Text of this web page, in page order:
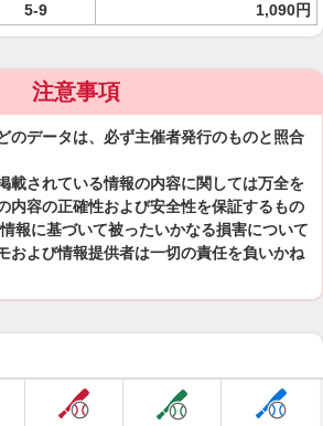
5-9 1,090円
注意事項
のデータは、必ず主催者発行のものと照合
載されている情報の内容に関しては万全を
内容の正確性および安全性を保証するもの
報に基づいて被ったいかなる損害について
および情報提供者は一切の責任を負いかね